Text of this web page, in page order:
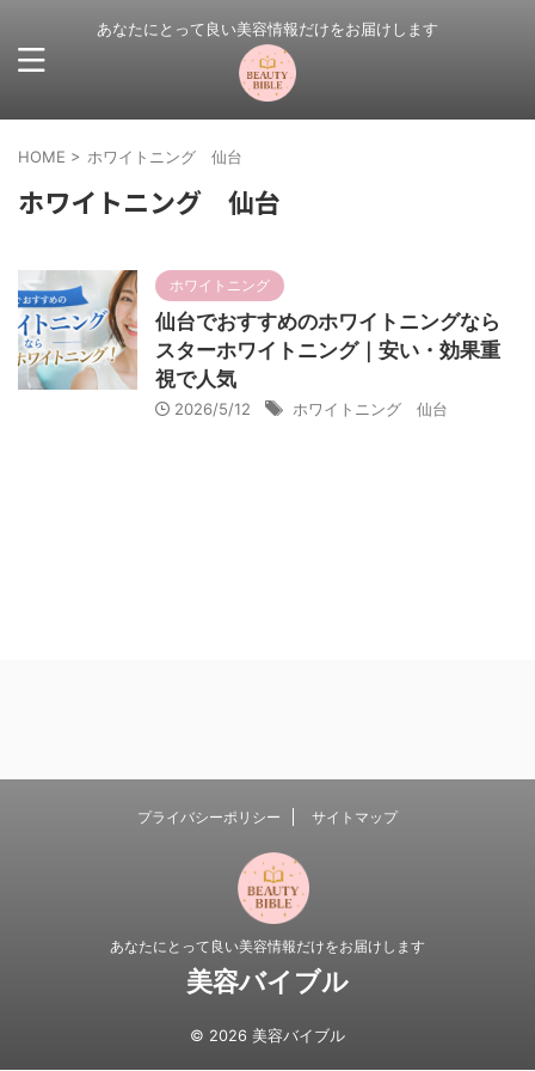
あなたにとって良い美容情報だけをお届けします
HOME > ホワイトニング 仙台
ホワイトニング 仙台
ホワイトニング
仙台でおすすめのホワイトニングなら
スターホワイトニング｜安い・効果重
視で人気
2026/5/12 ホワイトニング 仙台
プライバシーポリシー サイトマップ
あなたにとって良い美容情報だけをお届けします
美容バイブル
© 2026 美容バイブル